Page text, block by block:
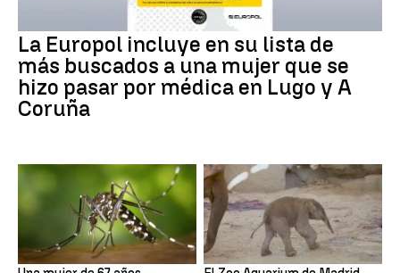
La Europol incluye en su lista de
más buscados a una mujer que se
hizo pasar por médica en Lugo y A
Coruña